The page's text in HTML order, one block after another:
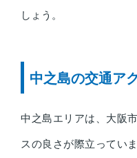
しょう。
中之島の交通ア
中之島エリアは、大阪
スの良さが際立ってい